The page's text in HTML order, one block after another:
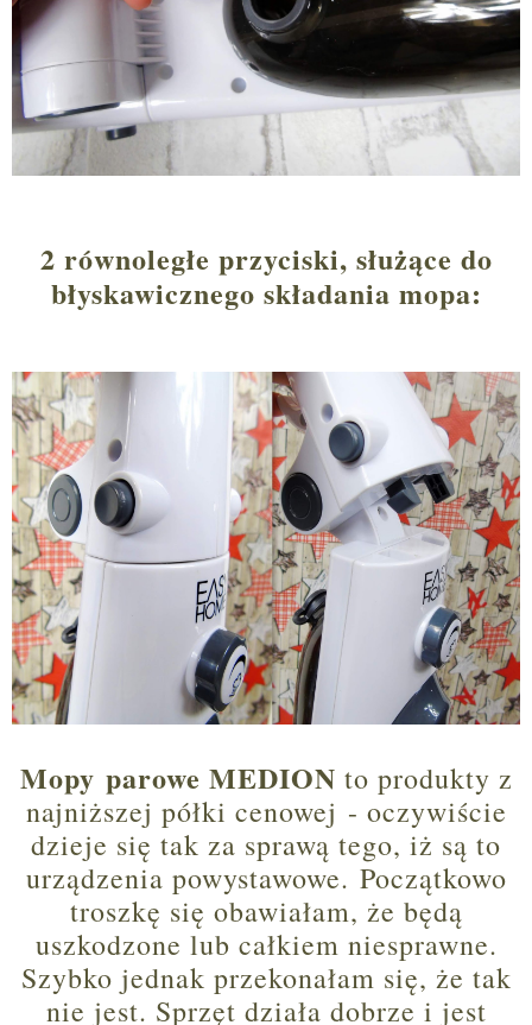
2 równoległe przyciski, służące do
błyskawicznego składania mopa:
Mopy parowe MEDION to produkty z
najniższej półki cenowej - oczywiście
dzieje się tak za sprawą tego, iż są to
urządzenia powystawowe. Początkowo
troszkę się obawiałam, że będą
uszkodzone lub całkiem niesprawne.
Szybko jednak przekonałam się, że tak
nie jest. Sprzęt działa dobrze i jest